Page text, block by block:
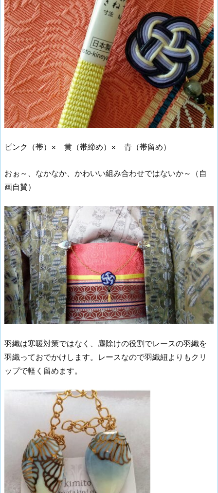
ピンク（帯）× 黄（帯締め）× 青（帯留め）
おぉ～、なかなか、かわいい組み合わせではないか～（自
画自賛）
羽織は寒暖対策ではなく、塵除けの役割でレースの羽織を
羽織っておでかけします。レースなので羽織紐よりもクリ
ップで軽く留めます。